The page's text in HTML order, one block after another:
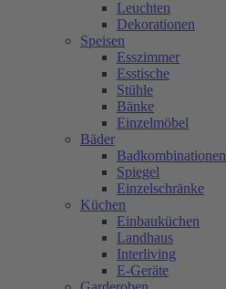
Leuchten
Dekorationen
Speisen
Esszimmer
Esstische
Stühle
Bänke
Einzelmöbel
Bäder
Badkombinationen
Spiegel
Einzelschränke
Küchen
Einbauküchen
Landhaus
Interliving
E-Geräte